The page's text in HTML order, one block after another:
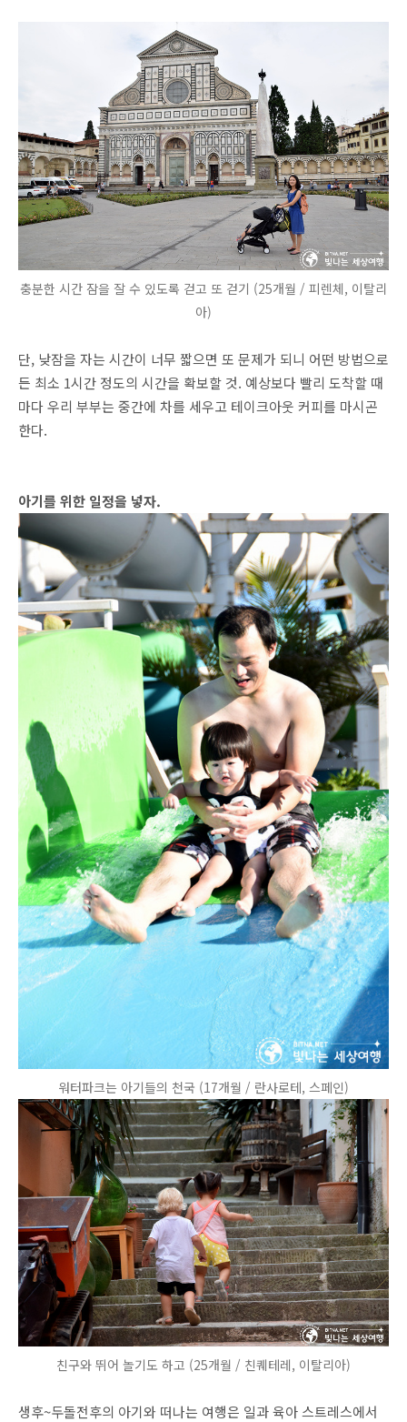
충분한 시간 잠을 잘 수 있도록 걷고 또 걷기 (25개월 / 피렌체, 이탈리
아)
단, 낮잠을 자는 시간이 너무 짧으면 또 문제가 되니 어떤 방법으로
든 최소 1시간 정도의 시간을 확보할 것. 예상보다 빨리 도착할 때
마다 우리 부부는 중간에 차를 세우고 테이크아웃 커피를 마시곤
한다.
아기를 위한 일정을 넣자.
워터파크는 아기들의 천국 (17개월 / 란사로테, 스페인)
친구와 뛰어 놀기도 하고 (25개월 / 친퀘테레, 이탈리아)
생후~두돌전후의 아기와 떠나는 여행은 일과 육아 스트레스에서